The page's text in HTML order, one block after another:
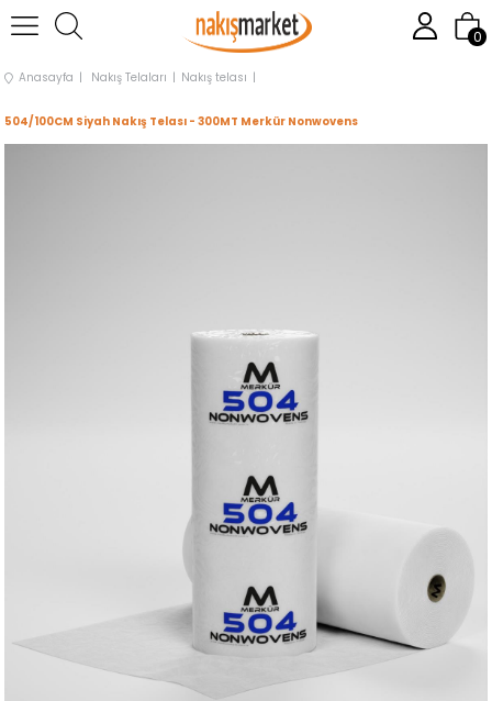
0
Anasayfa Nakış Telaları Nakış telası
504/100CM Siyah Nakış Telası - 300MT Merkür Nonwovens